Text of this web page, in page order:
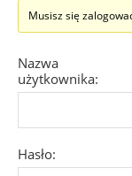
Musisz się
Nazwa
użytkownika:
Hasło: